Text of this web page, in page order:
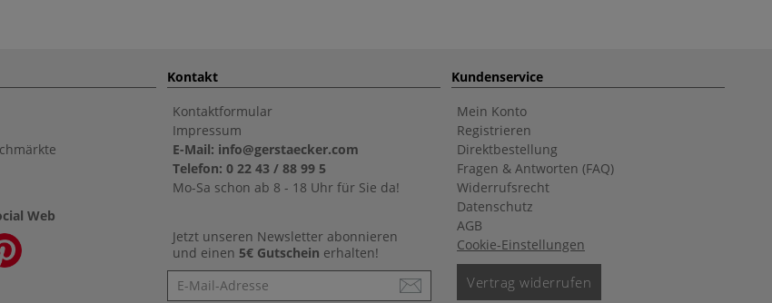
Web
Kontakt
Kontaktformular
Impressum
E-Mail: info@gerstaecker.com
Telefon: 0 22 43 / 88 99 5
Mo-Sa schon ab 8 - 18 Uhr für Sie da!
Jetzt unseren Newsletter abonnieren
und einen 5€ Gutschein erhalten!
Newsletter
Kundenservice
Mein Konto
Registrieren
Direktbestellung
Fragen & Antworten (FAQ)
Widerrufsrecht
Datenschutz
AGB
Cookie-Einstellungen
Vertrag widerrufen